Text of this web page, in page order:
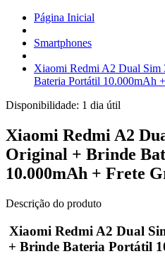
Página Inicial
Smartphones
Xiaomi Redmi A2 Dual
Bateria Portátil 10.000mAh
Disponibilidade: 1 dia útil
Xiaomi Redmi A2
Original + Brinde
10.000mAh + Frete
Descrição do produto
Xiaomi Redmi A2 Dual
+ Brinde Bateria Portátil